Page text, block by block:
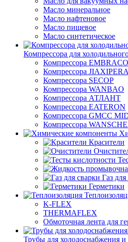
Масло минеральное
Масло нафтеновое
Масло пищевое
Масло синтетическое
Компрессора для
Компрессора
Компрессора JIAXIPERA
Компрессора SECOP
Компрессора WANBAO
Компрессора АТЛАНТ
Компрессора EATERON
Компрессора GMCC
Компрессора
Красители
Газ
Герметики
K-FLEX
THERMAFLEX
Обмоточная лента для
Трубы для холодоснабжения